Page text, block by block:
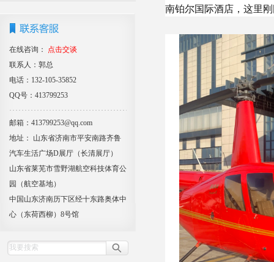
在线咨询：
点击交谈
联系人：郭总
电话：132-105-35852
QQ号：413799253
邮箱：413799253@qq.com
地址： 山东省济南市平安南路齐鲁
汽车生活广场D展厅（长清展厅）
山东省莱芜市雪野湖航空科技体育公
园（航空基地）
中国山东济南历下区经十东路奥体中
心（东荷西柳）8号馆
南铂尔国际酒店，这里